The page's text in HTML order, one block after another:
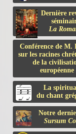
Dernière
La
Conférence de M.
sur les racines
de la
européenne
La
du chant
Notre
Sursum